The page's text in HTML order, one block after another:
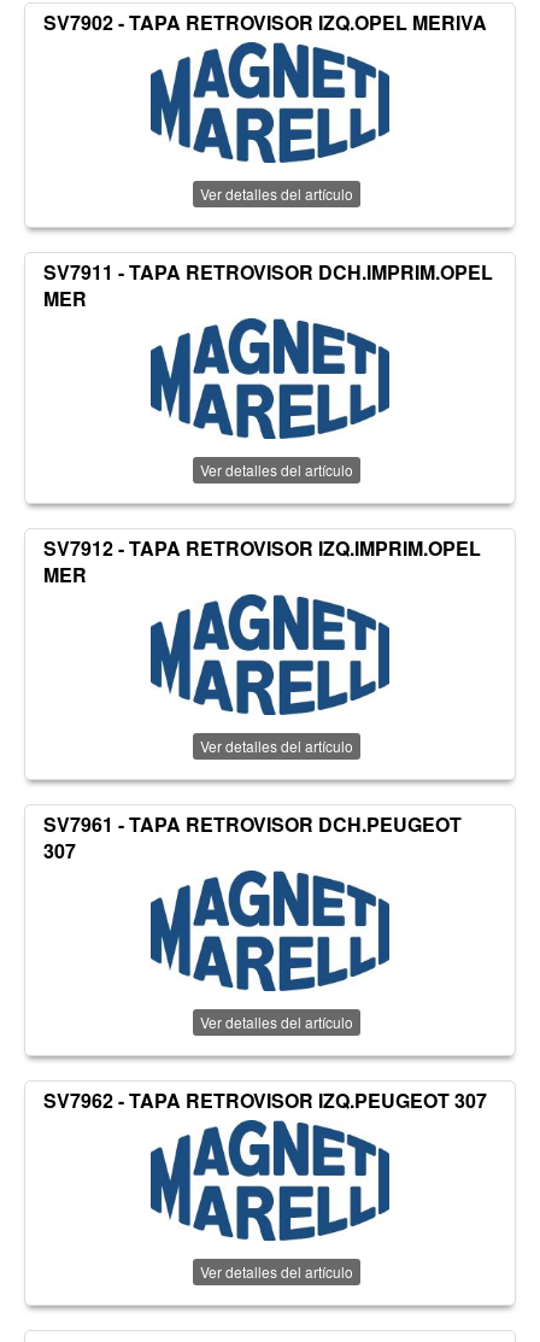
SV7902 - TAPA RETROVISOR IZQ.OPEL MERIVA
Ver detalles del artículo
SV7911 - TAPA RETROVISOR DCH.IMPRIM.OPEL
MER
Ver detalles del artículo
SV7912 - TAPA RETROVISOR IZQ.IMPRIM.OPEL
MER
Ver detalles del artículo
SV7961 - TAPA RETROVISOR DCH.PEUGEOT
307
Ver detalles del artículo
SV7962 - TAPA RETROVISOR IZQ.PEUGEOT 307
Ver detalles del artículo